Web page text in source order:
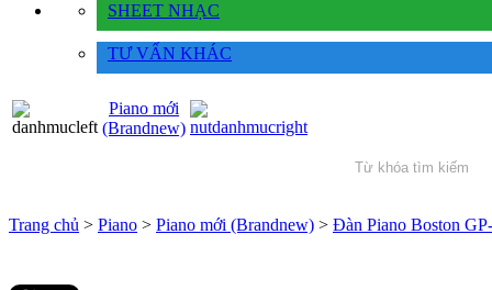
SHEET NHẠC
TƯ VẤN KHÁC
Piano mới
(Brandnew)
Trang chủ > Piano > Piano mới (Brandnew) > Đàn Piano Boston